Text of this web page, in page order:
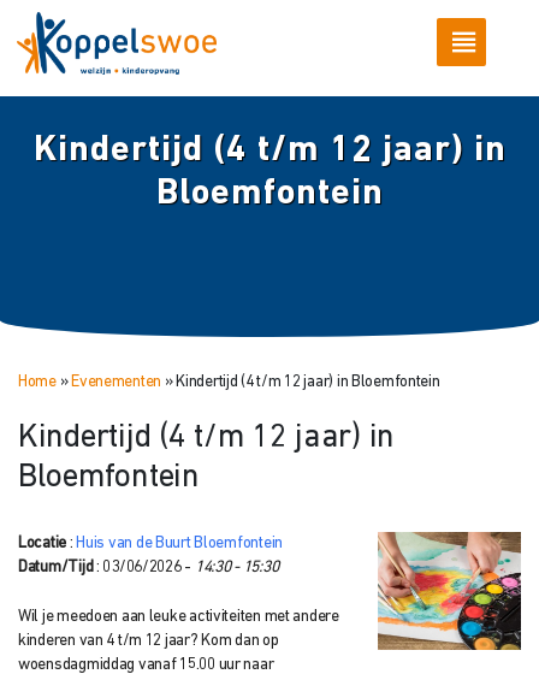
Kindertijd (4 t/m 12 jaar) in
Bloemfontein
Home» Evenementen » Kindertijd (4 t/m 12 jaar) in Bloemfontein
Kindertijd (4 t/m 12 jaar) in
Bloemfontein
Locatie : Huis van de Buurt Bloemfontein
Datum/Tijd : 03/06/2026 - 14:30 - 15:30
Wil je meedoen aan leuke activiteiten met andere
kinderen van 4 t/m 12 jaar? Kom dan op
woensdagmiddag vanaf 15.00 uur naar